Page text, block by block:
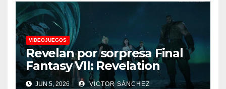
VIDEOJUEGOS
Revelan por sorpresa Final
Fantasy VII: Revelation
JUN 5, 2026 VICTOR SÁNCHEZ